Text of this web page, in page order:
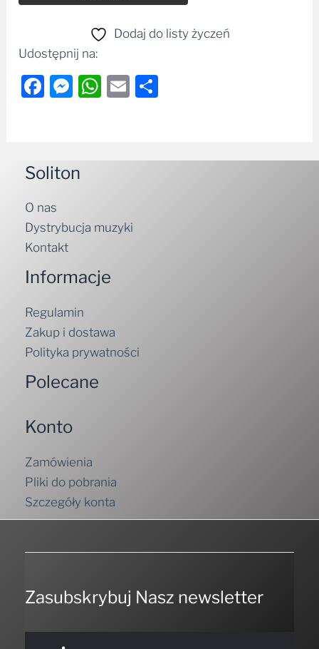
Dodaj do listy życzeń
Udostępnij na:
Facebook
Messenger
WhatsApp
Email
Soliton
O nas
Dystrybucja muzyki
Kontakt
Informacje
Regulamin
Zakup i dostawa
Polityka prywatności
Polecane
Konto
Zamówienia
Pliki do pobrania
Szczegóły konta
Zasubskrybuj Nasz newsletter